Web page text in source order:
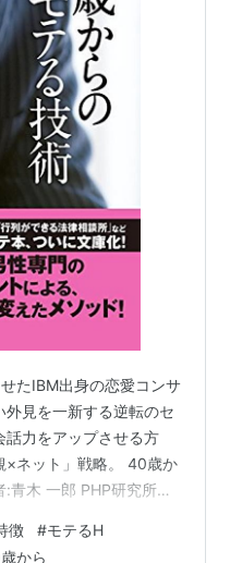
たIBM出身の恋愛コンサ
外見を一新する逆転のセ
話力をアップさせる方
×ネット」戦略。 40歳か
:青木 一郎 PHP研究所
徴 #モテるH
から